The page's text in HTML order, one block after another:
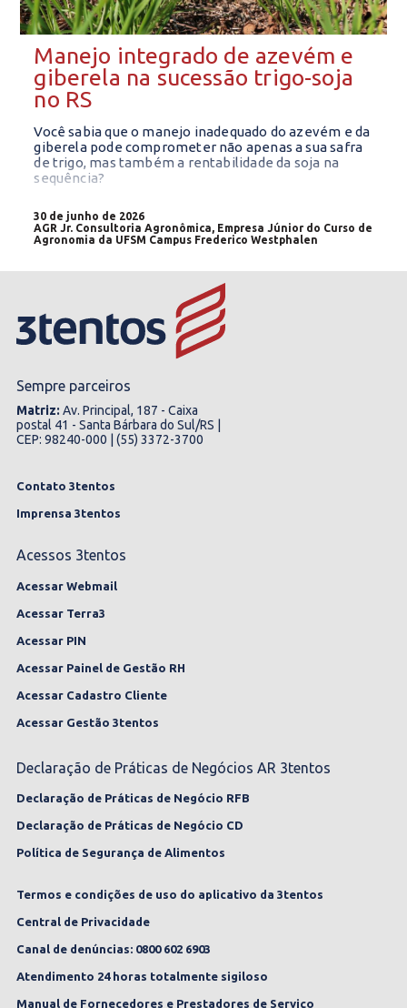
Manejo integrado de azevém e
giberela na sucessão trigo-soja
no RS
Você sabia que o manejo inadequado do azevém e da
giberela pode comprometer não apenas a sua safra
de trigo, mas também a rentabilidade da soja na
sequência?
30 de junho de 2026
AGR Jr. Consultoria Agronômica, Empresa Júnior do Curso de
Agronomia da UFSM Campus Frederico Westphalen
Sempre parceiros
Matriz: Av. Principal, 187 - Caixa
postal 41 - Santa Bárbara do Sul/RS |
CEP: 98240-000 | (55) 3372-3700
Contato 3tentos
Imprensa 3tentos
Acessos 3tentos
Acessar Webmail
Acessar Terra3
Acessar PIN
Acessar Painel de Gestão RH
Acessar Cadastro Cliente
Acessar Gestão 3tentos
Declaração de Práticas de Negócios AR 3tentos
Declaração de Práticas de Negócio RFB
Declaração de Práticas de Negócio CD
Política de Segurança de Alimentos
Termos e condições de uso do aplicativo da 3tentos
Central de Privacidade
Canal de denúncias: 0800 602 6903
Atendimento 24 horas totalmente sigiloso
Manual de Fornecedores e Prestadores de Serviço